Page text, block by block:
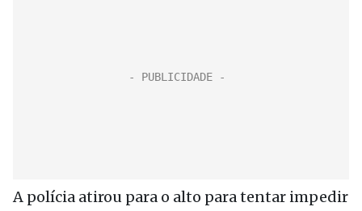
A polícia atirou para o alto para tentar impedir